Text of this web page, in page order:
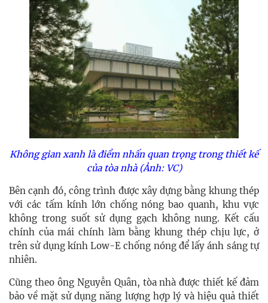
Không gian xanh là điểm nhấn quan trọng trong thiết kế
của tòa nhà (Ảnh: VC)
Bên cạnh đó, công trình được xây dựng bằng khung thép
với các tấm kính lớn chống nóng bao quanh, khu vực
không trong suốt sử dụng gạch không nung. Kết cấu
chính của mái chính làm bằng khung thép chịu lực, ở
trên sử dụng kính Low-E chống nóng để lấy ánh sáng tự
nhiên.
Cũng theo ông Nguyễn Quân, tòa nhà được thiết kế đảm
bảo về mặt sử dụng năng lượng hợp lý và hiệu quả thiết